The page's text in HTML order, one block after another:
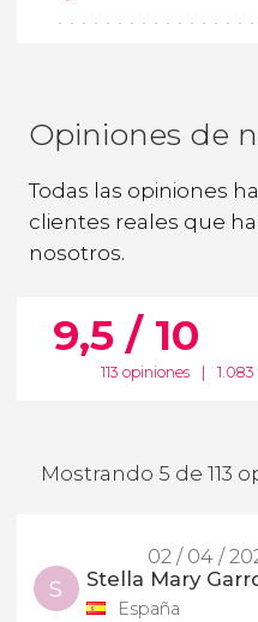
Opiniones de
Todas las opiniones
clientes reales que
nosotros.
9,5 / 10
113 opiniones
Mostrando 5 de 113
02 / 04 /
S Stella Mary
España